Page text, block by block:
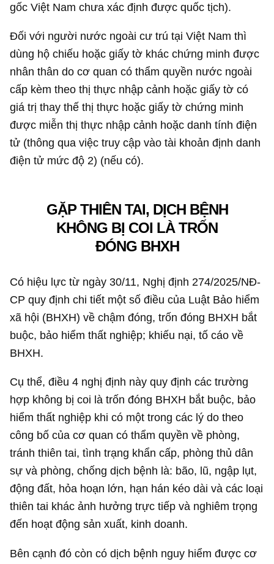
gốc Việt Nam chưa xác định được quốc tịch).
Đối với người nước ngoài cư trú tại Việt Nam thì
dùng hộ chiếu hoặc giấy tờ khác chứng minh được
nhân thân do cơ quan có thẩm quyền nước ngoài
cấp kèm theo thị thực nhập cảnh hoặc giấy tờ có
giá trị thay thế thị thực hoặc giấy tờ chứng minh
được miễn thị thực nhập cảnh hoặc danh tính điện
tử (thông qua việc truy cập vào tài khoản định danh
điện tử mức độ 2) (nếu có).
GẶP THIÊN TAI, DỊCH BỆNH
KHÔNG BỊ COI LÀ TRỐN
ĐÓNG BHXH
Có hiệu lực từ ngày 30/11, Nghị định 274/2025/NĐ-
CP quy định chi tiết một số điều của Luật Bảo hiểm
xã hội (BHXH) về chậm đóng, trốn đóng BHXH bắt
buộc, bảo hiểm thất nghiệp; khiếu nại, tố cáo về
BHXH.
Cụ thể, điều 4 nghị định này quy định các trường
hợp không bị coi là trốn đóng BHXH bắt buộc, bảo
hiểm thất nghiệp khi có một trong các lý do theo
công bố của cơ quan có thẩm quyền về phòng,
tránh thiên tai, tình trạng khẩn cấp, phòng thủ dân
sự và phòng, chống dịch bệnh là: bão, lũ, ngập lụt,
động đất, hỏa hoạn lớn, hạn hán kéo dài và các loại
thiên tai khác ảnh hưởng trực tiếp và nghiêm trọng
đến hoạt động sản xuất, kinh doanh.
Bên cạnh đó còn có dịch bệnh nguy hiểm được cơ